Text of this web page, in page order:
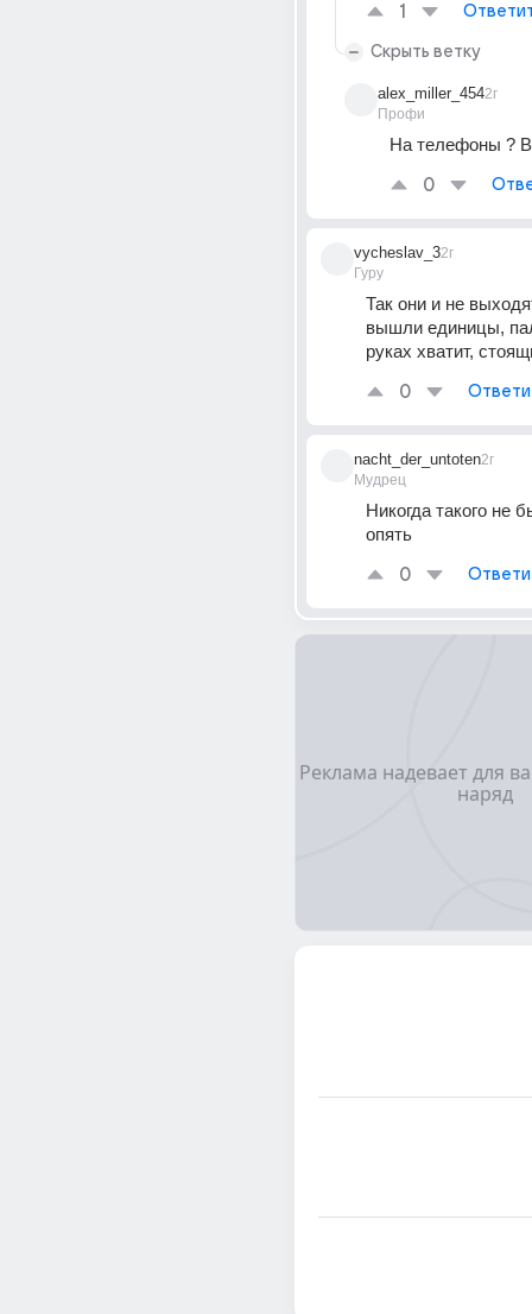
1
Скрыть ветку
alex_miller_454
Профи
2г
На телефоны ?
0
vycheslav_3
Гуру
2г
Так они и не
вышли единицы,
руках хватит,
0
nacht_der_untoten
Мудрец
2г
Никогда такого не
опять
0